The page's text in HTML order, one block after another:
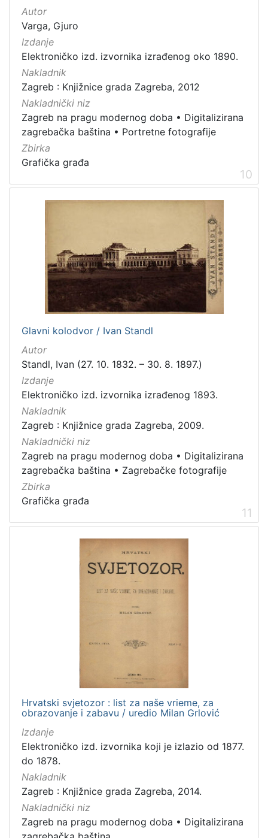
Autor
Varga, Gjuro
Izdanje
Elektroničko izd. izvornika izrađenog oko 1890.
Nakladnik
Zagreb : Knjižnice grada Zagreba, 2012
Nakladnički niz
Zagreb na pragu modernog doba • Digitalizirana
zagrebačka baština • Portretne fotografije
Zbirka
Grafička građa
10
Glavni kolodvor / Ivan Standl
Autor
Standl, Ivan (27. 10. 1832. – 30. 8. 1897.)
Izdanje
Elektroničko izd. izvornika izrađenog 1893.
Nakladnik
Zagreb : Knjižnice grada Zagreba, 2009.
Nakladnički niz
Zagreb na pragu modernog doba • Digitalizirana
zagrebačka baština • Zagrebačke fotografije
Zbirka
Grafička građa
11
Hrvatski svjetozor : list za naše vrieme, za
obrazovanje i zabavu / uredio Milan Grlović
Izdanje
Elektroničko izd. izvornika koji je izlazio od 1877.
do 1878.
Nakladnik
Zagreb : Knjižnice grada Zagreba, 2014.
Nakladnički niz
Zagreb na pragu modernog doba • Digitalizirana